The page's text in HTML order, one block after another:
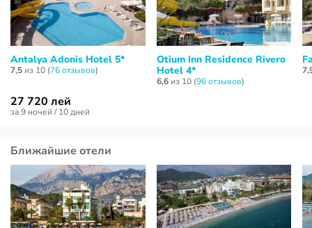
Antalya Adonis Hotel 5*
7,5 из 10 (76 отзывов)
27 720 лей
за 9 ночей / 10 дней
Otium Inn Residence Rivero
Hotel 4*
6,6из 10 (96 отзывов)
Ближайшие отели